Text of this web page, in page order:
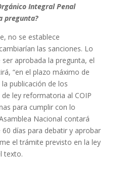
Integral Penal
pregunta?
no se establece
las sanciones. Lo
aprobada la pregunta, el
“en el plazo máximo de
publicación de los
ley reformatoria al COIP
para cumplir con lo
Nacional contará
días para debatir y aprobar
el trámite previsto en la ley
texto.